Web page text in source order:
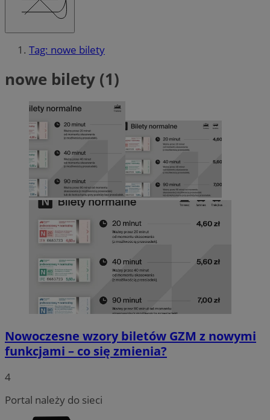
Tag: nowe bilety
nowe bilety (1)
Nowoczesne wzory biletów GZM z nowymi
funkcjami – co się zmienia?
4
Portal należy do sieci